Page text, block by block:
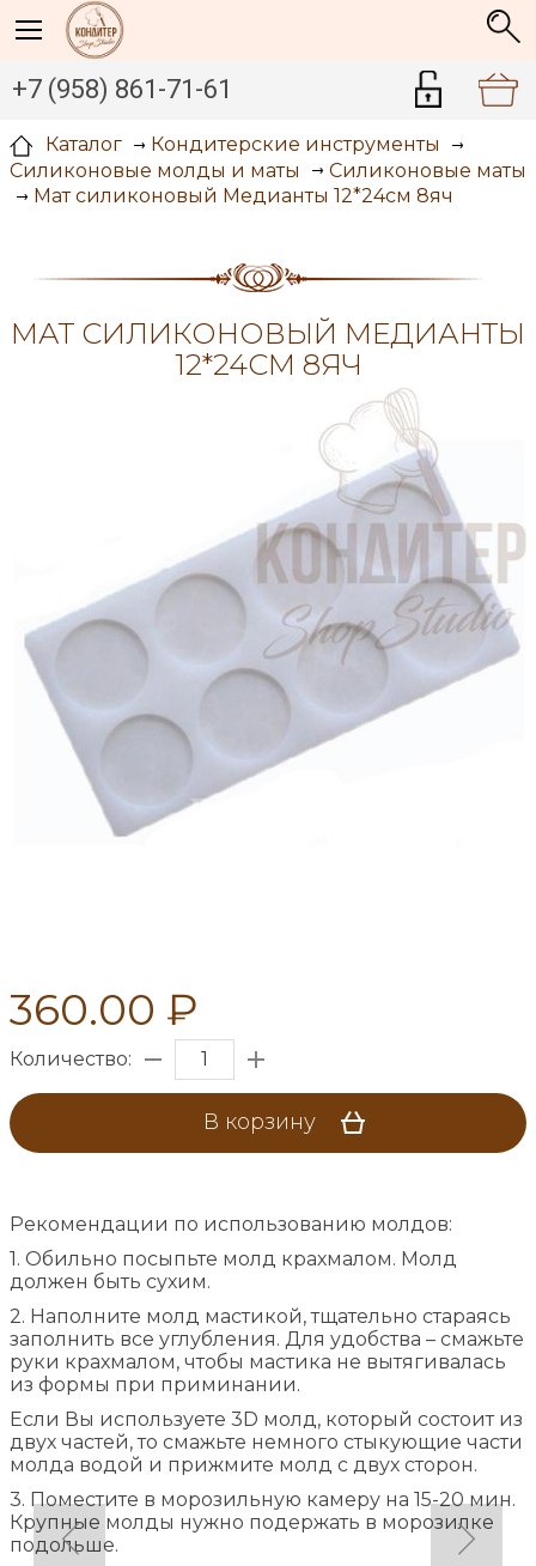
+7 (958) 861-71-61
Каталог
Кондитерские инструменты
Силиконовые молды и маты
Силиконовые маты
Мат силиконовый Медианты 12*24см 8яч
МАТ СИЛИКОНОВЫЙ МЕДИАНТЫ
12*24СМ 8ЯЧ
360.00 ₽
Количество:
В корзину
Рекомендации по использованию молдов:
1. Обильно посыпьте молд крахмалом. Молд
должен быть сухим.
2. Наполните молд мастикой, тщательно стараясь
заполнить все углубления. Для удобства – смажьте
руки крахмалом, чтобы мастика не вытягивалась
из формы при приминании.
Если Вы используете 3D молд, который состоит из
двух частей, то смажьте немного стыкующие части
молда водой и прижмите молд с двух сторон.
3. Поместите в морозильную камеру на 15-20 мин.
Крупные молды нужно подержать в морозилке
подольше.